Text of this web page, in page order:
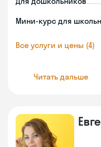
Мини-курс для
Все услуги и цены (4)
Читать дальше